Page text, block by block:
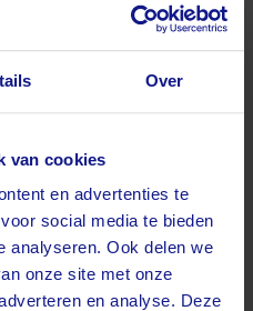
Over
van cookies
en advertenties te
social media te bieden
analyseren. Ook delen we
onze site met onze
en analyse. Deze